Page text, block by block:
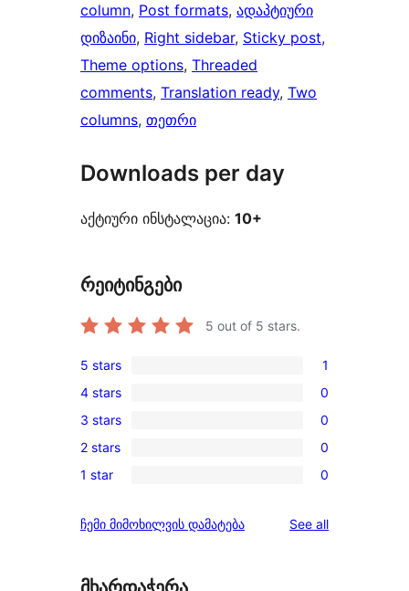
column, Post formats, ადაპტიური
დიზაინი, Right sidebar, Sticky post
Theme options, Threaded
comments, Translation ready, Two
columns, თეთრი
Downloads per day
აქტიური ინსტალაცია: 10+
რეიტინგები
5 out of 5 stars.
1
5-
star
review
5 stars 1
0
4-
star
reviews
4 stars 0
0
3-
star
3 stars 0
0
2-
reviews
2 stars 0
0
star
1 star 0
ჩემი მიმოხილვის დამატება See allreviews